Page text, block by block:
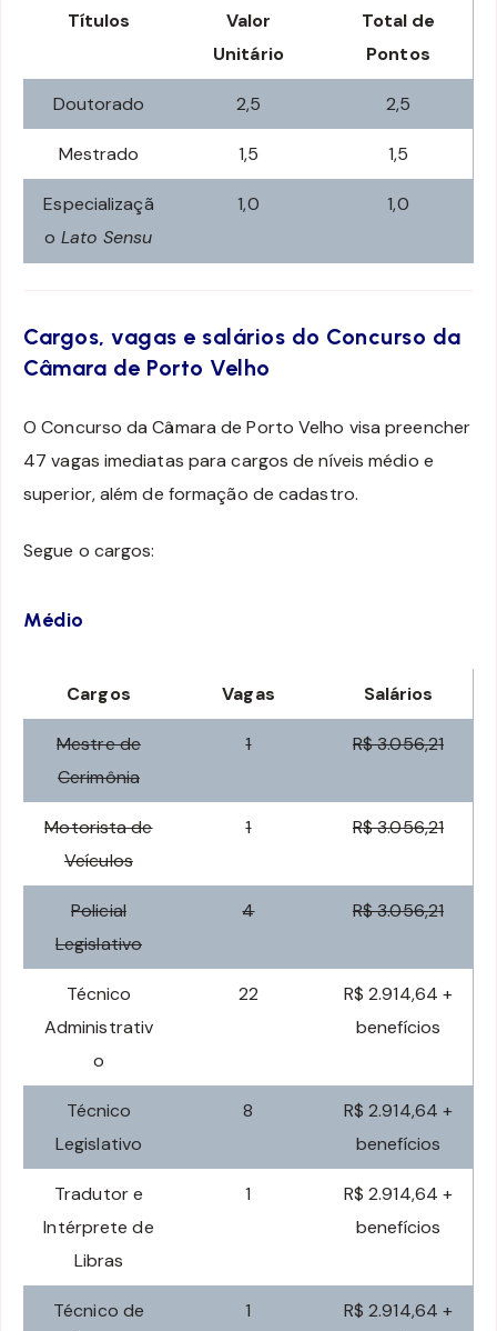
Títulos
Valor
Unitário
Total de
Pontos
Doutorado 2,5 2,5
Mestrado 1,5 1,5
Especializaçã
o Lato Sensu
1,0 1,0
Cargos, vagas e salários do Concurso da
Câmara de Porto Velho
O Concurso da Câmara de Porto Velho visa preencher
47 vagas imediatas para cargos de níveis médio e
superior, além de formação de cadastro.
Segue o cargos:
Médio
Cargos Vagas Salários
Mestre de
Cerimônia
1 R$ 3.056,21
Motorista de
Veículos
1 R$ 3.056,21
Policial
Legislativo
4 R$ 3.056,21
Técnico
Administrativ
o
22
R$ 2.914,64 +
benefícios
Técnico
Legislativo
8
R$ 2.914,64 +
benefícios
Tradutor e
Intérprete de
Libras
1
R$ 2.914,64 +
benefícios
Técnico de
1
R$ 2.914,64 +